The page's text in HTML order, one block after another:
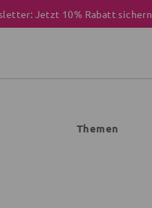
Jetzt 10% Rabatt sichern
Themen